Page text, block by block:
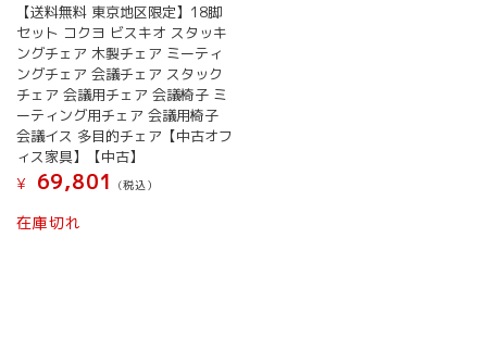
【送料無料 東京地区限定】18脚
セット コクヨ ビスキオ スタッキ
ングチェア 木製チェア ミーティ
ングチェア 会議チェア スタック
チェア 会議用チェア 会議椅子 ミ
ーティング用チェア 会議用椅子
会議イス 多目的チェア【中古オフ
ィス家具】【中古】
¥
69,801 (税込）
在庫切れ